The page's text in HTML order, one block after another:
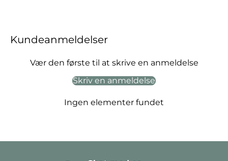
Kundeanmeldelser
Vær den første til at skrive en anmeldelse
Skriv en anmeldelse
Ingen elementer fundet